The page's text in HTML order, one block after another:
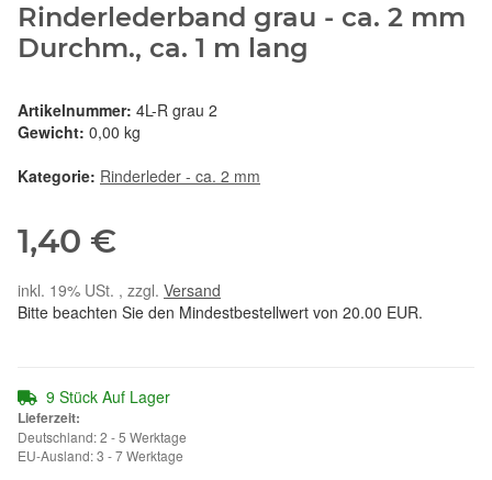
Rinderlederband grau - ca. 2 mm
Durchm., ca. 1 m lang
Artikelnummer: 4L-R grau 2
Gewicht: 0,00 kg
Kategorie: Rinderleder - ca. 2 mm
1,40 €
inkl. 19% USt. , zzgl. Versand
Bitte beachten Sie den Mindestbestellwert von 20.00 EUR.
9 Stück Auf Lager
Lieferzeit:
Deutschland: 2 - 5 Werktage
EU-Ausland: 3 - 7 Werktage